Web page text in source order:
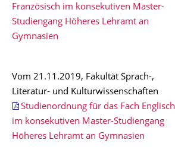
Französisch im konsekutiven Master-
Studiengang Höheres Lehramt an
Gymnasien
Vom 21.11.2019, Fakultät Sprach-,
Literatur- und Kulturwissenschaften
Studienordnung für das Fach Englisch
im konsekutiven Master-Studiengang
Höheres Lehramt an Gymnasien